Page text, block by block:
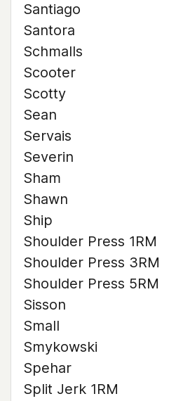
Santiago
Santora
Schmalls
Scooter
Scotty
Sean
Servais
Severin
Sham
Shawn
Ship
Shoulder Press 1RM
Shoulder Press 3RM
Shoulder Press 5RM
Sisson
Small
Smykowski
Spehar
Split Jerk 1RM